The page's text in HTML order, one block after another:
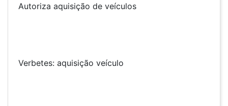
Autoriza aquisição de veículos
Verbetes: aquisição veículo